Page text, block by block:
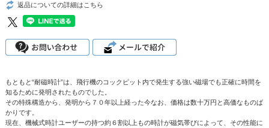
返品についての詳細はこちら
もともと“耐磁時計”は、飛行機のコックピット内で発生する強い磁場でも正確に時間を
知るために発明されたものでした。
その特殊構造から、発明から７０年以上経った今なお、価格は数十万円と高価なものば
かりです。
現在、機械式時計ユーザーの持つ約６割以上もの時計が磁気帯びによって、その性能に